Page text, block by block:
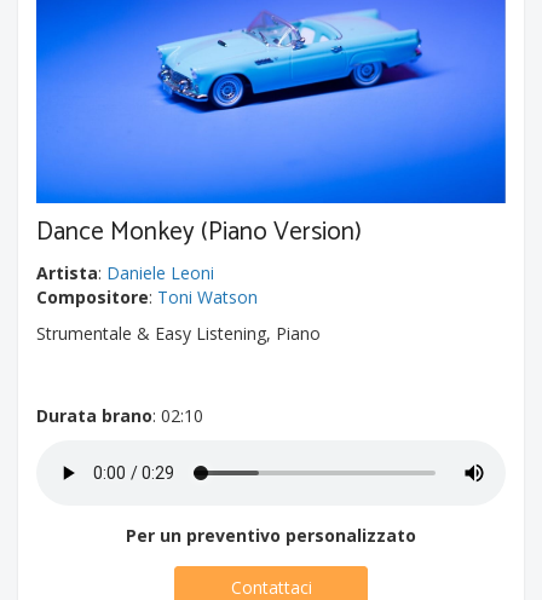
Dance Monkey (Piano Version)
Artista: Daniele Leoni
Compositore: Toni Watson
Strumentale & Easy Listening, Piano
Durata brano: 02:10
Per un preventivo personalizzato
Contattaci